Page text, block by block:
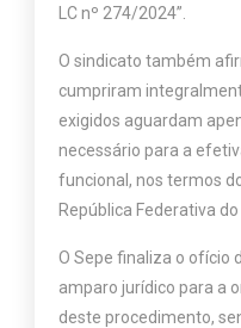
LC nº 274/2024”.
O sindicato também
cumpriram
exigidos aguardam
necessário para a
funcional, nos termos
República Federativa do
O Sepe finaliza o ofício
amparo jurídico para a
deste procedimento,